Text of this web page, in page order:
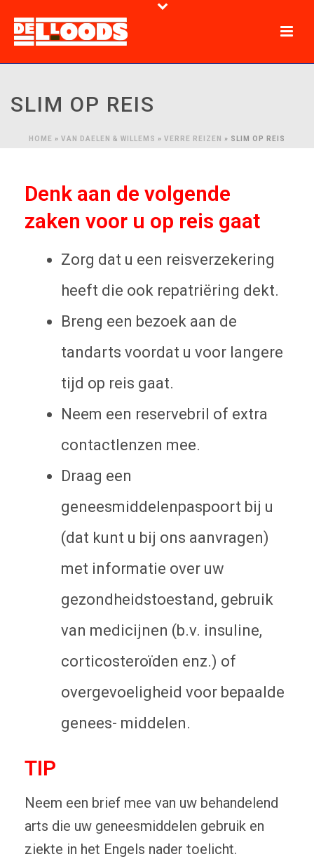
SLIM OP REIS
HOME » VAN DAELEN & WILLEMS » VERRE REIZEN » SLIM OP REIS
Denk aan de volgende
zaken voor u op reis gaat
Zorg dat u een reisverzekering
heeft die ook repatriëring dekt.
Breng een bezoek aan de
tandarts voordat u voor langere
tijd op reis gaat.
Neem een reservebril of extra
contactlenzen mee.
Draag een
geneesmiddelenpaspoort bij u
(dat kunt u bij ons aanvragen)
met informatie over uw
gezondheidstoestand, gebruik
van medicijnen (b.v. insuline,
corticosteroïden enz.) of
overgevoeligheid voor bepaalde
genees- middelen.
TIP
Neem een brief mee van uw behandelend
arts die uw geneesmiddelen gebruik en
ziekte in het Engels nader toelicht.